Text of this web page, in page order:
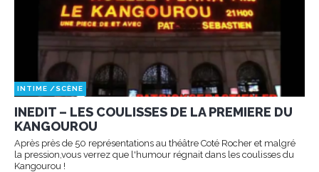
INTIME /SCÈNE
INEDIT – LES COULISSES DE LA PREMIERE DU
KANGOUROU
Après près de 50 représentations au théâtre Coté Rocher et malgré
la pression,vous verrez que l'humour régnait dans les coulisses du
Kangourou !